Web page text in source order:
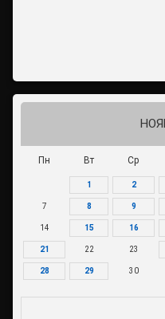
Пн Вт Ср
1 2
7 8 9
14 15 16
21 22 23
28 29 30